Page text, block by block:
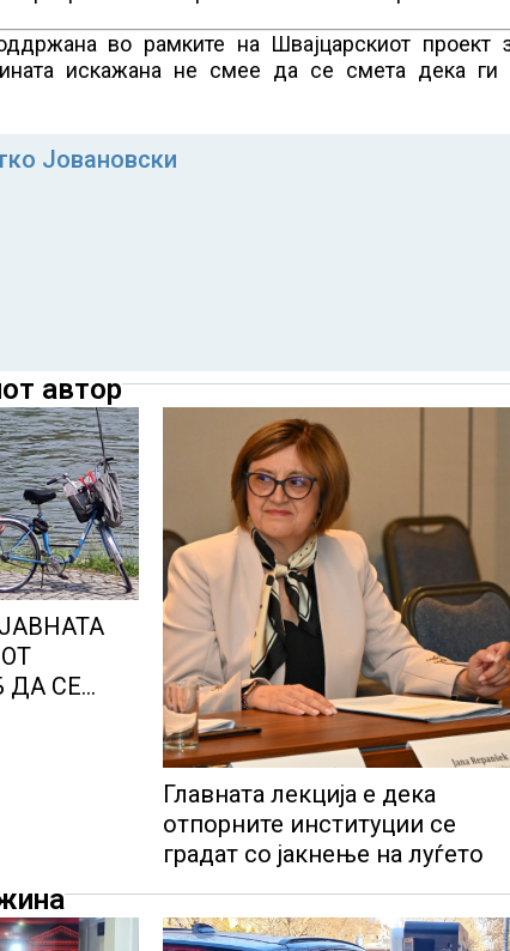
во рамките на Швајцарскиот проект
искажана не смее да се смета дека ги
Јовановски
автор
ДА СЕ
Главната лекција е дека
отпорните институции се
градат со јакнење на луѓето